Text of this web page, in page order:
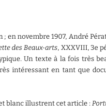
; en novembre 1907, André
des Beaux-arts, XXXVIII, 3e
Un texte à la fois très
intéressant en tant que
blanc illustrent cet article :